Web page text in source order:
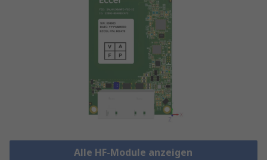
Alle HF-Module anzeigen